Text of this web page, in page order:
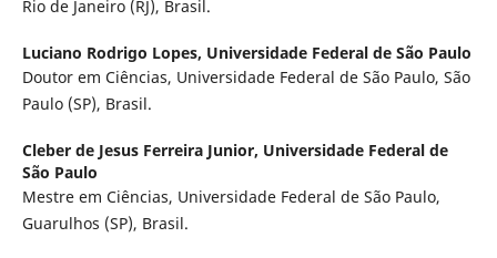
Rio de Janeiro (RJ), Brasil.
Luciano Rodrigo Lopes, Universidade Federal de São Paulo
Doutor em Ciências, Universidade Federal de São Paulo, São
Paulo (SP), Brasil.
Cleber de Jesus Ferreira Junior, Universidade Federal de
São Paulo
Mestre em Ciências, Universidade Federal de São Paulo,
Guarulhos (SP), Brasil.